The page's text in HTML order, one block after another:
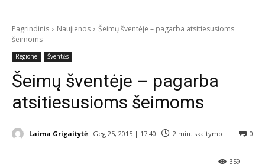
Pagrindinis Naujienos
Šeimų šventėje – pagarba atsitiesusioms
šeimoms
Regione Šventės
Šeimų šventėje – pagarba
atsitiesusioms šeimoms
Laima Grigaitytė Geg 25, 2015 | 17:40 2 min. skaitymo 0
359